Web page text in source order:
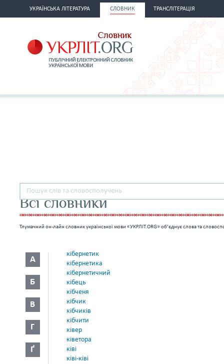
УКРАЇНСЬКА ЛІТЕРАТУРА СЛОВНИК ТРАНСЛІТЕРАЦІЯ
Всі словники
Тлумачний он-лайн словник української мови «УКРЛІТ.ORG» об’єднує слова та
А
Б
В
Г
Ґ
кібернетик
кібернетика
кібернетичний
кібець
кібченя
кібчик
кібчиків
кібчити
ківер
ківетора
ківі
ківі-ківі